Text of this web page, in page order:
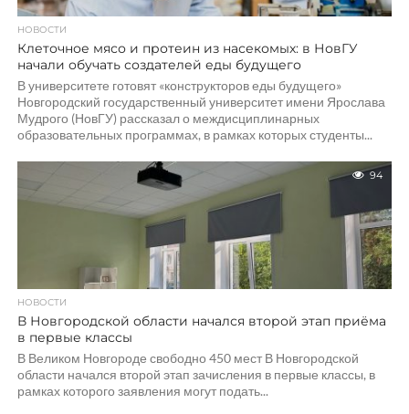
НОВОСТИ
Клеточное мясо и протеин из насекомых: в НовГУ
начали обучать создателей еды будущего
В университете готовят «конструкторов еды будущего»
Новгородский государственный университет имени Ярослава
Мудрого (НовГУ) рассказал о междисциплинарных
образовательных программах, в рамках которых студенты...
94
НОВОСТИ
В Новгородской области начался второй этап приёма
в первые классы
В Великом Новгороде свободно 450 мест В Новгородской
области начался второй этап зачисления в первые классы, в
рамках которого заявления могут подать...